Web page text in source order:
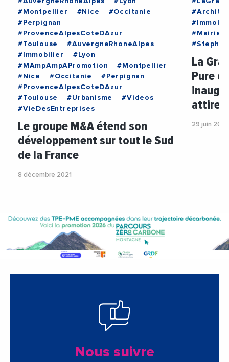
#Montpellier
#Nice
#Occitanie
#Perpignan
#ProvenceAlpesCoteDAzur
#Toulouse
#AuvergneRhoneAlpes
#Immobilier
#Lyon
#MAmpAmpAPromotion
#Montpellier
#Nice
#Occitanie
#Perpignan
#ProvenceAlpesCoteDAzur
#Toulouse
#Urbanisme
#Videos
#VieDesEntreprises
Le groupe M&A étend son
développement sur tout le Sud
de la France
8 décembre 2021
La
Pure
attirer
29 juin 2023
Nous suivre